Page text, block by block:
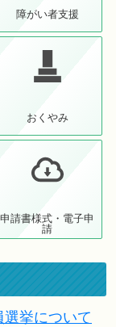
障がい者支援
おくやみ
申請書様式・電子申
請
選挙について